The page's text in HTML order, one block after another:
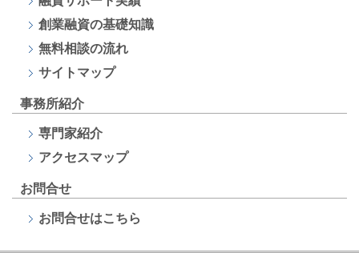
創業融資の基礎知識
無料相談の流れ
サイトマップ
事務所紹介
専門家紹介
アクセスマップ
お問合せ
お問合せはこちら